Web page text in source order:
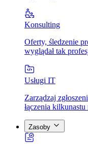
Konsulting
Oferty, śledzenie
wyglądał tak
Usługi IT
Zarządzaj
łączenia kilkunastu
Zasoby